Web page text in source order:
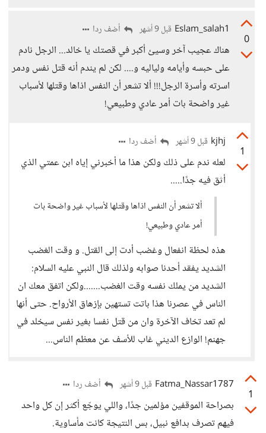
0
Eslam_salah1 قبل 9 أشهر أضف ردا
هناك عجيب آخر وسيئ أكبر في قصتك يا خالد... الرجل نادم
على حبسه وأيامه ولياليه و.... لكن لم يندم أنه قتل نفس ودمر
اسرته وأسرة الرجل!!! ألا تشعر أن النفس اذاها وقتلها لأسباب
غير واضحة بات أمر عادي وطبيعي!
1
kjhj قبل 9 أشهر أضف ردا
لعله ندم على ذلك ولكن هذا ما أخبرني إياه ابن عمتي الذي
أثق فيه جدًا.....
ألا تشعر أن النفس اذاها وقتلها لأسباب غير واضحة بات
أمر عادي وطبيعي!
هذه لحظة انفعال وغضب أدت إلى القتل. و وقت الغضب
الشديد يفقد أحدنا صوابه ولذلك قال النبي عليه السلام:
الشديد من يملك نفسه وقت الغضب.......ولكن اتفق معك ان
الناس في عصرنا هذا باتت تستهين بإزهاق الأرواح. حتى أنها
لم تعد تخاف اﻵخرة وان من قتل نفسا بغير نفس سيخلد في
جهنم! الوازع الديني غاب للأسف عن معظم الناس...
1
Fatma_Nassar1787 قبل 9 أشهر أضف ردا
بصراحة الموقفين مؤلمين جدًا، واللي يوجّع أكثر إن كل واحد
فيهم تصرف بدافع نبيل، بس النتيجة كانت مأساوية.